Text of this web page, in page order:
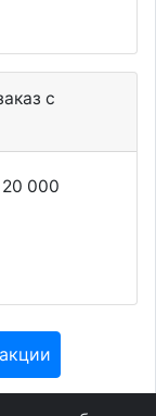
c
20 000